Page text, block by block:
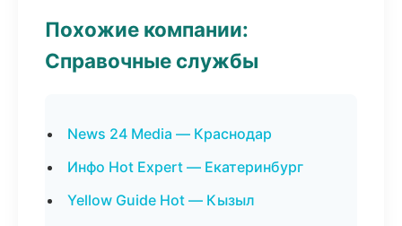
Похожие компании:
Справочные службы
News 24 Media — Краснодар
Инфо Hot Expert — Екатеринбург
Yellow Guide Hot — Кызыл